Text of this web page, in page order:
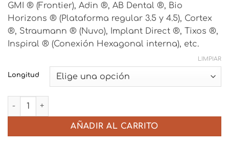
GMI ® (Frontier), Adin ®, AB Dental ®, Bio
Horizons ® (Plataforma regular 3.5 y 4.5), Cortex
®, Straumann ® (Nuvo), Implant Direct ®, Tixos ®,
Inspiral ® (Conexión Hexagonal interna), etc.
Longitud
LIMPIAR
Pilar Recto Standard - Hexágono Interno cantidad
AÑADIR AL CARRITO